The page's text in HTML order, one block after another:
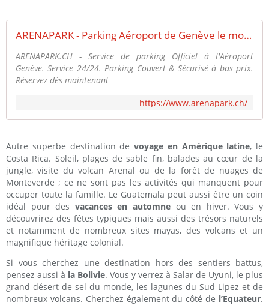
ARENAPARK - Parking Aéroport de Genève le moins Cher
ARENAPARK.CH - Service de parking Officiel à l'Aéroport
Genève. Service 24/24. Parking Couvert & Sécurisé à bas prix.
Réservez dès maintenant
https://www.arenapark.ch/
Autre superbe destination de voyage en Amérique latine, le
Costa Rica. Soleil, plages de sable fin, balades au cœur de la
jungle, visite du volcan Arenal ou de la forêt de nuages de
Monteverde ; ce ne sont pas les activités qui manquent pour
occuper toute la famille. Le Guatemala peut aussi être un coin
idéal pour des vacances en automne ou en hiver. Vous y
découvrirez des fêtes typiques mais aussi des trésors naturels
et notamment de nombreux sites mayas, des volcans et un
magnifique héritage colonial.
Si vous cherchez une destination hors des sentiers battus,
pensez aussi à la Bolivie. Vous y verrez à Salar de Uyuni, le plus
grand désert de sel du monde, les lagunes du Sud Lipez et de
nombreux volcans. Cherchez également du côté de l’Equateur.